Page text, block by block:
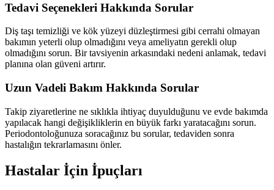
Tedavi Seçenekleri Hakkında Sorular
Diş taşı temizliği ve kök yüzeyi düzleştirmesi gibi cerrahi olmayan
bakımın yeterli olup olmadığını veya ameliyatın gerekli olup
olmadığını sorun. Bir tavsiyenin arkasındaki nedeni anlamak, tedavi
planına olan güveni artırır.
Uzun Vadeli Bakım Hakkında Sorular
Takip ziyaretlerine ne sıklıkla ihtiyaç duyulduğunu ve evde bakımda
yapılacak hangi değişikliklerin en büyük farkı yaratacağını sorun.
Periodontoloğunuza soracağınız bu sorular, tedaviden sonra
hastalığın tekrarlamasını önler.
Hastalar İçin İpuçları